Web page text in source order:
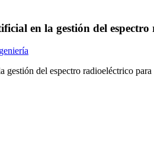
en la gestión del
del espectro radioeléctrico